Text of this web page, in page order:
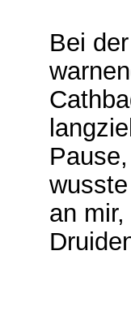
Bei
an